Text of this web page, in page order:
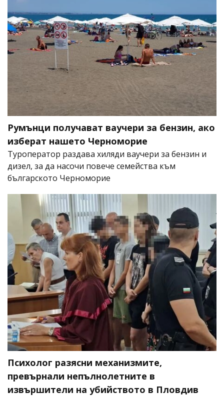
Румънци получават ваучери за бензин, ако
изберат нашето Черноморие
Туроператор раздава хиляди ваучери за бензин и
дизел, за да насочи повече семейства към
българското Черноморие
Психолог разясни механизмите,
превърнали непълнолетните в
извършители на убийството в Пловдив